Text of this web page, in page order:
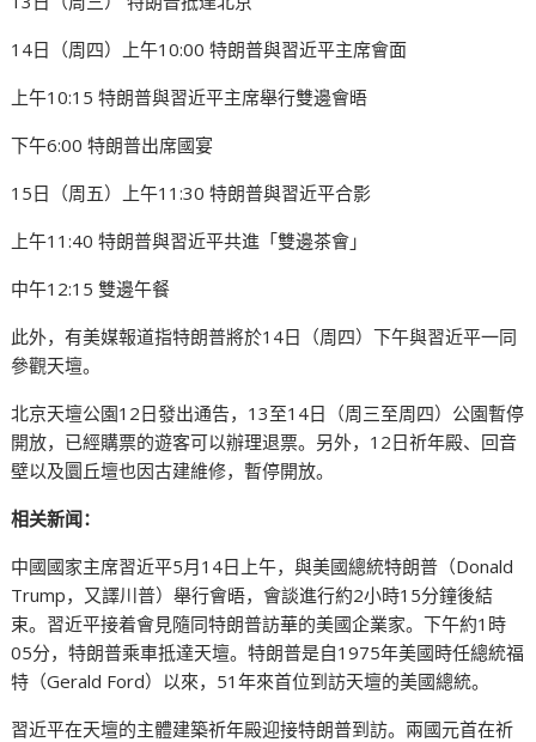
14日（周四）上午10:00 特朗普與習近平主席會面
上午10:15 特朗普與習近平主席舉行雙邊會晤
下午6:00 特朗普出席國宴
15日（周五）上午11:30 特朗普與習近平合影
上午11:40 特朗普與習近平共進「雙邊茶會」
中午12:15 雙邊午餐
此外，有美媒報道指特朗普將於14日（周四）下午與習近平一同
參觀天壇。
北京天壇公園12日發出通告，13至14日（周三至周四）公園暫停
開放，已經購票的遊客可以辦理退票。另外，12日祈年殿、回音
壁以及圜丘壇也因古建維修，暫停開放。
相关新闻：
中國國家主席習近平5月14日上午，與美國總統特朗普（Donald
Trump，又譯川普）舉行會晤，會談進行約2小時15分鐘後結
束。習近平接着會見隨同特朗普訪華的美國企業家。下午約1時
05分，特朗普乘車抵達天壇。特朗普是自1975年美國時任總統福
特（Gerald Ford）以來，51年來首位到訪天壇的美國總統。
習近平在天壇的主體建築祈年殿迎接特朗普到訪。兩國元首在祈